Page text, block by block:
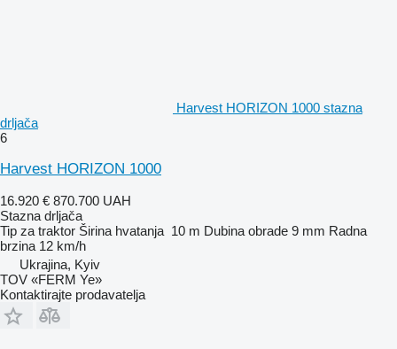
Harvest HORIZON 1000 stazna
drljača
6
Harvest HORIZON 1000
16.920 € 870.700 UAH
Stazna drljača
Tip za traktor Širina hvatanja 10 m Dubina obrade 9 mm Radna
brzina 12 km/h
Ukrajina, Kyiv
TOV «FERM Ye»
Kontaktirajte prodavatelja